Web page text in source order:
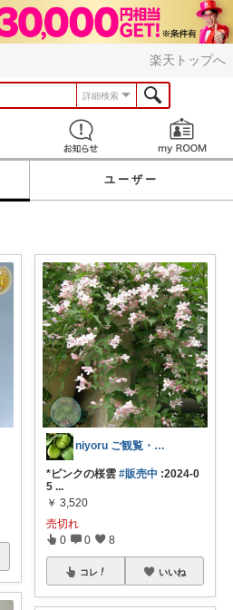
楽天トップへ
詳細検索
見つける お知らせ
ユーザー
niyoru ご観覧・ご購入感謝です
*ピンクの桜雲 #販売中 :2024-0
5 ...
￥ 3,520
売切れ
0 0 8
コレ いいね